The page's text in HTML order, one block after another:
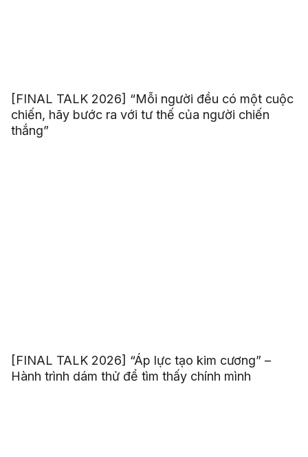
[FINAL TALK 2026] “Mỗi người đều có một cuộc
chiến, hãy bước ra với tư thế của người chiến
thắng”
[FINAL TALK 2026] “Áp lực tạo kim cương” –
Hành trình dám thử để tìm thấy chính mình